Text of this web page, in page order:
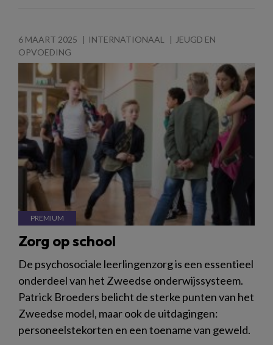
6 MAART 2025 INTERNATIONAAL
JEUGD EN
OPVOEDING
Zorg op school
De psychosociale leerlingenzorg is een essentieel
onderdeel van het Zweedse onderwijssysteem.
Patrick Broeders belicht de sterke punten van het
Zweedse model, maar ook de uitdagingen:
personeelstekorten en een toename van geweld.